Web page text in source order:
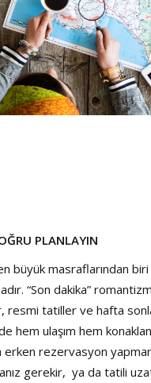
PLANLAYIN
büyük masraflarından
“Son dakika”
resmi tatiller ve hafta
hem ulaşım hem
erken rezervasyon
gerekir, ya da tatili